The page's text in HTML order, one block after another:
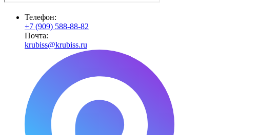
Телефон:
+7 (909) 588-88-82
Почта:
krubiss@krubiss.ru